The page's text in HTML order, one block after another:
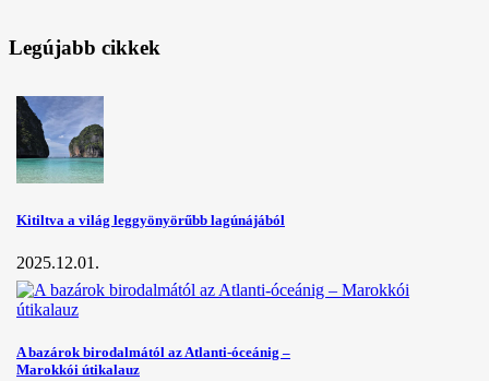
Legújabb cikkek
Kitiltva a világ leggyönyörűbb lagúnájából
2025.12.01.
A bazárok birodalmától az Atlanti-óceánig –
Marokkói útikalauz